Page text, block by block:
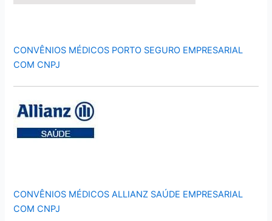
CONVÊNIOS MÉDICOS PORTO SEGURO EMPRESARIAL
COM CNPJ
CONVÊNIOS MÉDICOS ALLIANZ SAÚDE EMPRESARIAL
COM CNPJ